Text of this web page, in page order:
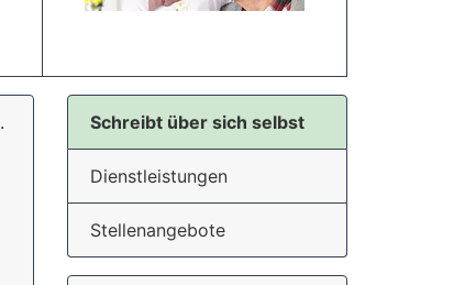
Schreibt über sich selbst
Dienstleistungen
Stellenangebote